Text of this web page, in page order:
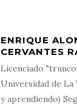
ENRIQUE
CERVANTES
Licenciado
Universidad de La
y aprendiendo)